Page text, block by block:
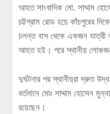
আহত সাংবাদিক মো. সাদ্দাম
চট্টগ্রাম রোড হয়ে কাঁচপুরের
চলন্ত বাস থেকে একজন যাত্রী
আহত হই। পরে স্থানীয় লোকজন
দুর্ঘটনার পর স্থানীয়রা দ্রুত
বর্তমানে মোঃ সাদ্দাম হোসেন
রয়েছেন।